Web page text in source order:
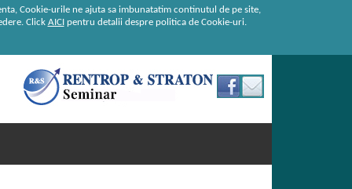
Cookie-urile ne ajuta sa imbunatatim continutul de pe site,
Click AICIpentru detalii despre politica de Cookie-uri.